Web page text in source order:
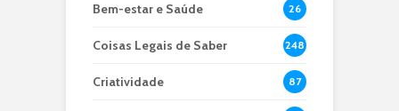
Bem-estar e Saúde 26
Coisas Legais de Saber 248
Criatividade 87